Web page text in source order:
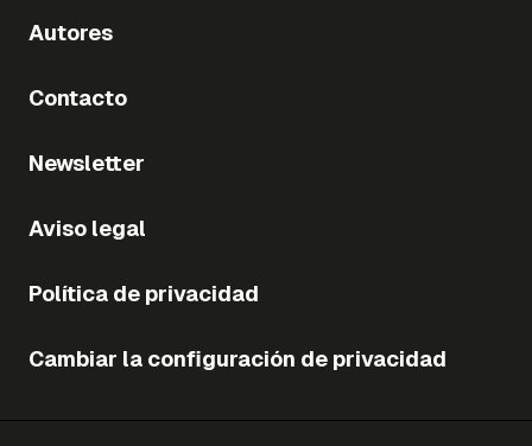
Autores
Contacto
Newsletter
Aviso legal
Política de privacidad
Cambiar la configuración de privacidad